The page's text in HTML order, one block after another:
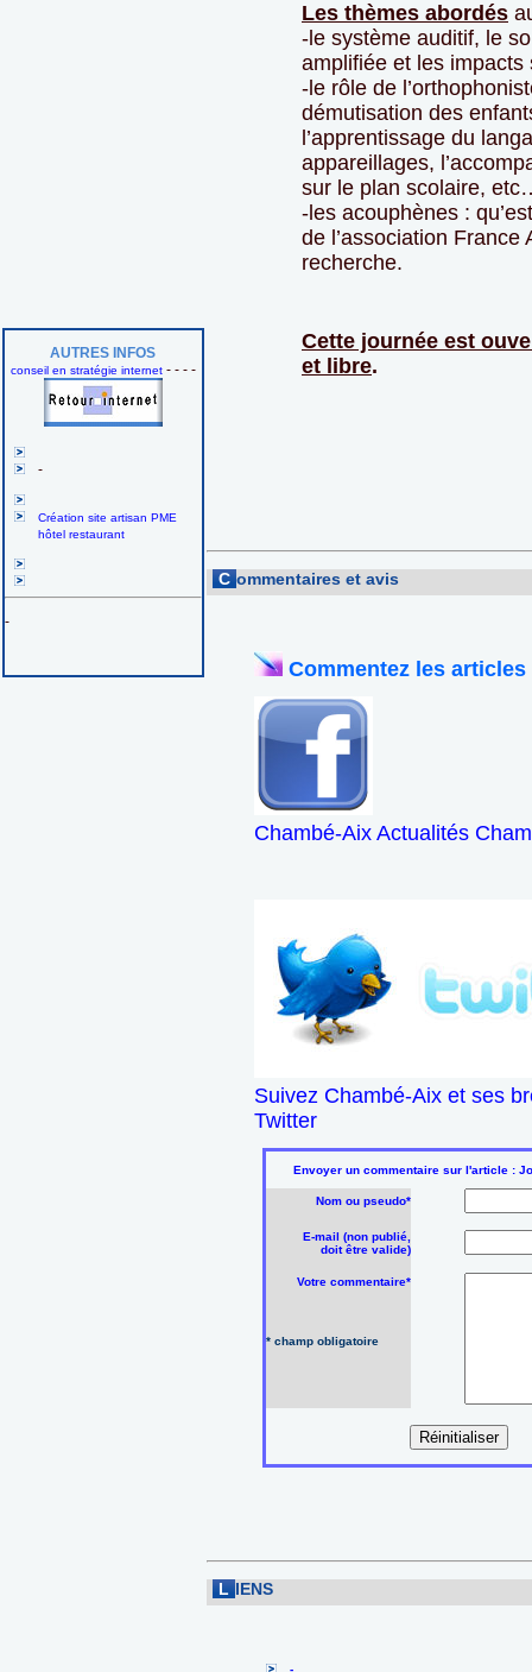
AUTRES INFOS
conseil en stratégie internet - - - -
-
Création site artisan PME
hôtel restaurant
-
Les thèmes abordés
-le système auditif, le
amplifiée et les impacts
-le rôle de
démutisation des
l’apprentissage du
appareillages,
sur le plan scolaire,
-les acouphènes :
de l’association
recherche.
Cette journée est
et libre.
C ommentaires et avis
Commentez les
Chambé-Aix Actualités
Suivez Chambé-Aix et ses
Twitter
Envoyer un commentaire sur l'article :
Nom ou pseudo*
E-mail (non publié,
doit être valide)
Votre commentaire*
* champ obligatoire
L IENS
-